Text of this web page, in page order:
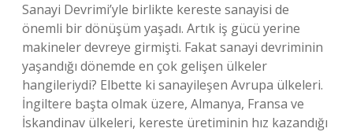
Sanayi Devrimi’yle birlikte kereste sanayisi de
önemli bir dönüşüm yaşadı. Artık iş gücü yerine
makineler devreye girmişti. Fakat sanayi devriminin
yaşandığı dönemde en çok gelişen ülkeler
hangileriydi? Elbette ki sanayileşen Avrupa ülkeleri.
İngiltere başta olmak üzere, Almanya, Fransa ve
İskandinav ülkeleri, kereste üretiminin hız kazandığı